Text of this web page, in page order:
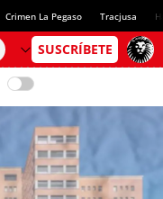
Crimen La Pegaso Tracjusa